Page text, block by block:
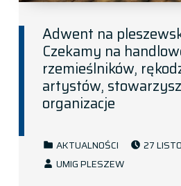
Adwent na
Czekamy na
rzemieślników,
artystów,
organizacje
AKTUALNOŚCI 27
UMIG PLESZEW